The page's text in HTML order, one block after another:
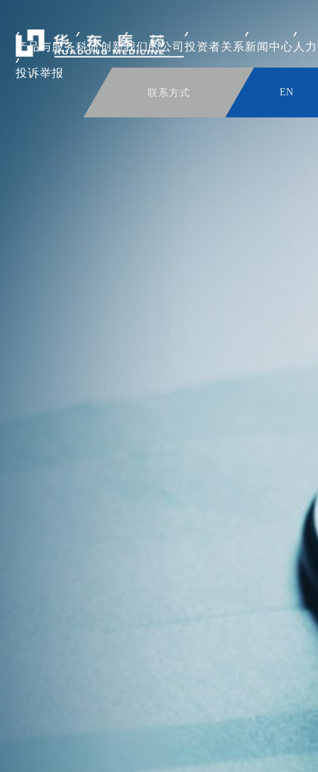
产品与服务科研创新我们的公司投资者关系新闻中心 人
投诉举报
联系方式 EN